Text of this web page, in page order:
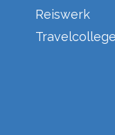
Reiswerk
Travelcollege